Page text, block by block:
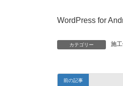
WordPress for
カテゴリー 施
前の記事